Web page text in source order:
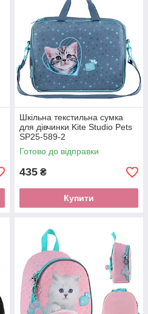
Шкільна текстильна сумка
для дівчинки Kite Studio Pets
SP25-589-2
Готово до відправки
435 ₴
Купити